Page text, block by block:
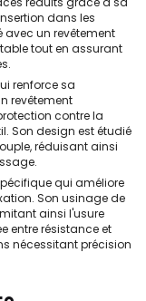
dans les
avec un revêtement
tout en assurant
renforce sa
revêtement
contre la
Son design est étudié
réduisant ainsi
qui améliore
Son usinage de
ainsi l'usure
entre résistance et
nécessitant précision